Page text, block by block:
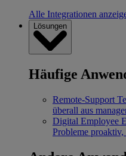
Alle Integrationen
Lösungen
Häufige
Remote-Support
überall aus
Digital Employee
Probleme